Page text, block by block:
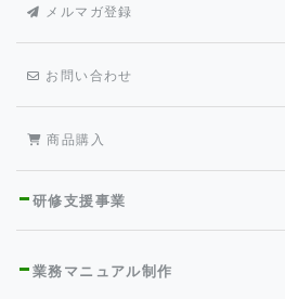
メルマガ登録
お問い合わせ
商品購入
研修支援事業
業務マニュアル制作